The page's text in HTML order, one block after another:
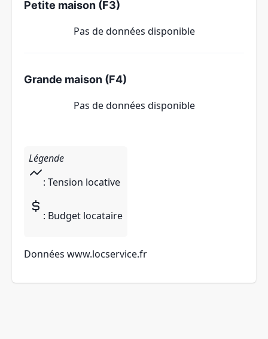
Petite maison (F3)
Pas de données disponible
Grande maison (F4)
Pas de données disponible
Légende
: Tension locative
: Budget locataire
Données www.locservice.fr